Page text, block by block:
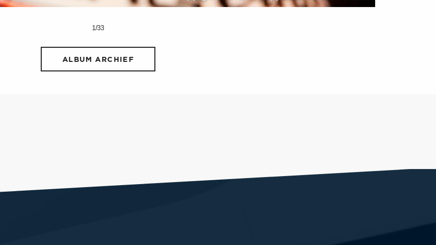
1/33
ALBUM ARCHIEF